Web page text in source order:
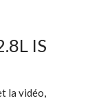
IS
la vidéo,